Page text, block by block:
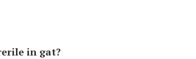
in gat?